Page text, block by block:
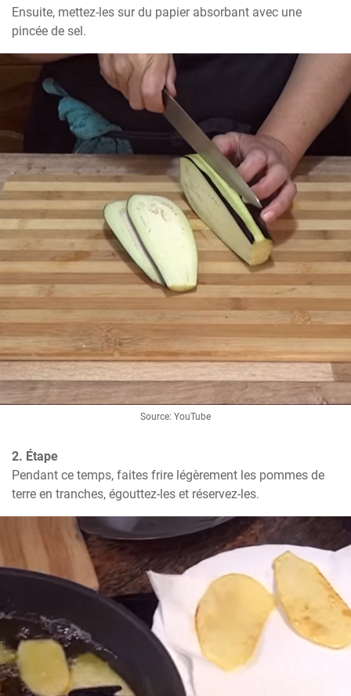
Ensuite, mettez-les sur du papier absorbant avec une
pincée de sel.
Source: YouTube
2. Étape
Pendant ce temps, faites frire légèrement les pommes de
terre en tranches, égouttez-les et réservez-les.